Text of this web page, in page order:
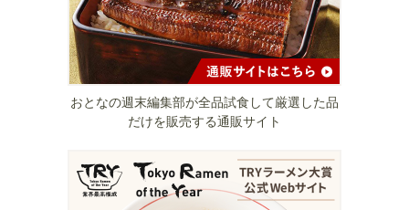
おとなの週末編集部が全品試食して厳選した品
だけを販売する通販サイト